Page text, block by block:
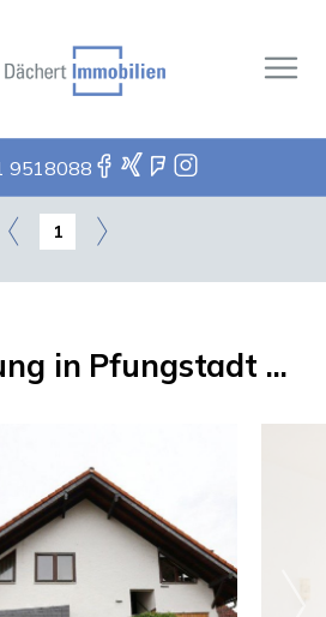
9518088
1
in Pfungstadt ...